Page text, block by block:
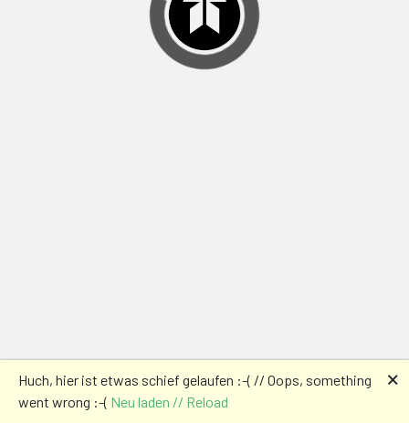
Huch, hier ist etwas schief gelaufen :-( // Oops, something
went wrong :-( Neu laden // Reload
🗙